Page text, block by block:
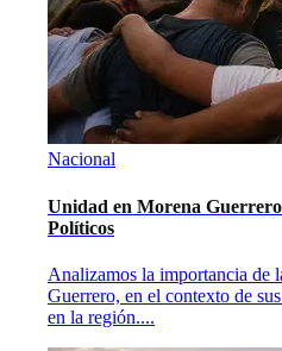
Nacional
Unidad en Morena
Políticos
Analizamos la importancia de
Guerrero, en el contexto de
en la región....